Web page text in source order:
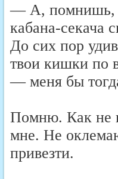
— А, помнишь,
кабана-секача
До сих пор
твои кишки по
— меня бы
Помню. Как не
мне. Не
привезти.